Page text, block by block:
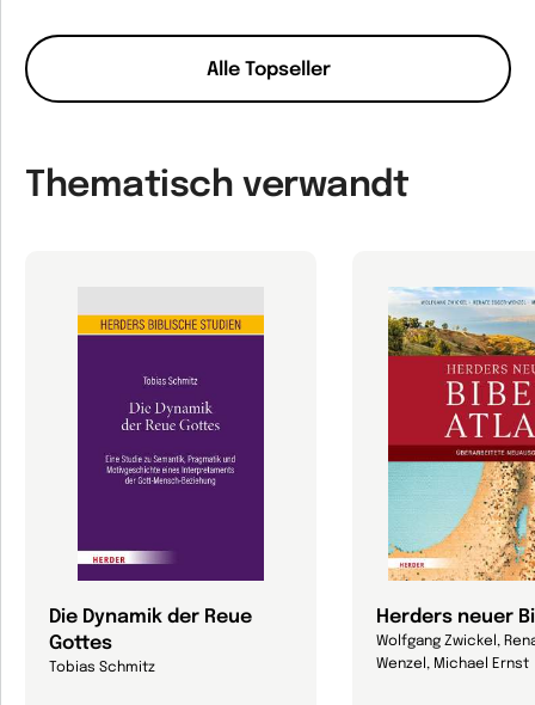
Alle Topseller
Thematisch verwandt
Die Dynamik der Reue
Gottes
Tobias Schmitz
Herders neuer
Wolfgang Zwickel,
Wenzel, Michael Ernst